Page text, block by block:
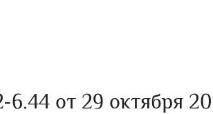
от 29 октября